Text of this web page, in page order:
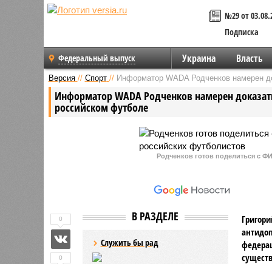
№29 от
Подписка
Федеральный выпуск Украина Власть
Версия // Спорт // Информатор WADA Родченков намерен
Информатор WADA Родченков намерен
российском футболе
Родченков готов поделиться с
В РАЗДЕЛЕ
Служить бы рад
0
0